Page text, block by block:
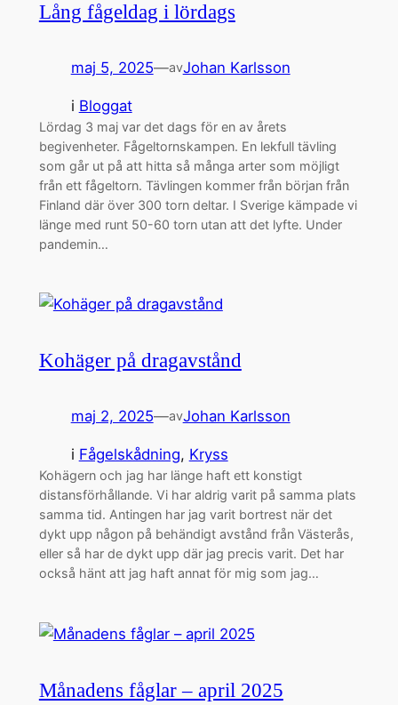
Lång fågeldag i lördags
maj 5, 2025—avJohan Karlsson
i Bloggat
Lördag 3 maj var det dags för en av årets
begivenheter. Fågeltornskampen. En lekfull tävling
som går ut på att hitta så många arter som möjligt
från ett fågeltorn. Tävlingen kommer från början från
Finland där över 300 torn deltar. I Sverige kämpade vi
länge med runt 50-60 torn utan att det lyfte. Under
pandemin…
Kohäger på dragavstånd
maj 2, 2025—avJohan Karlsson
i Fågelskådning, Kryss
Kohägern och jag har länge haft ett konstigt
distansförhållande. Vi har aldrig varit på samma plats
samma tid. Antingen har jag varit bortrest när det
dykt upp någon på behändigt avstånd från Västerås,
eller så har de dykt upp där jag precis varit. Det har
också hänt att jag haft annat för mig som jag…
Månadens fåglar – april 2025